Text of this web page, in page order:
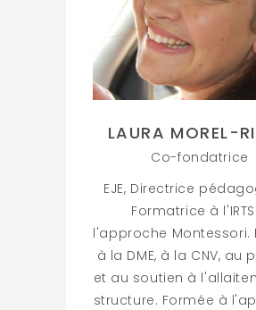
LAURA MOREL-
Co-fondatrice
EJE, Directrice
Formatrice à
l'approche Montessori.
à la DME, à la CNV, au
et au soutien à
structure. Formée à